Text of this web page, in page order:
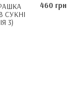
СУКНІ
3)
460 грн